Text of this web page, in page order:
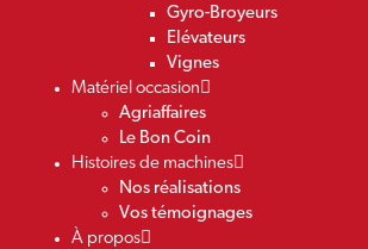
Gyro-Broyeurs
Elévateurs
Vignes
Matériel occasion
Agriaffaires
Le Bon Coin
Histoires de machines
Nos réalisations
Vos témoignages
À propos